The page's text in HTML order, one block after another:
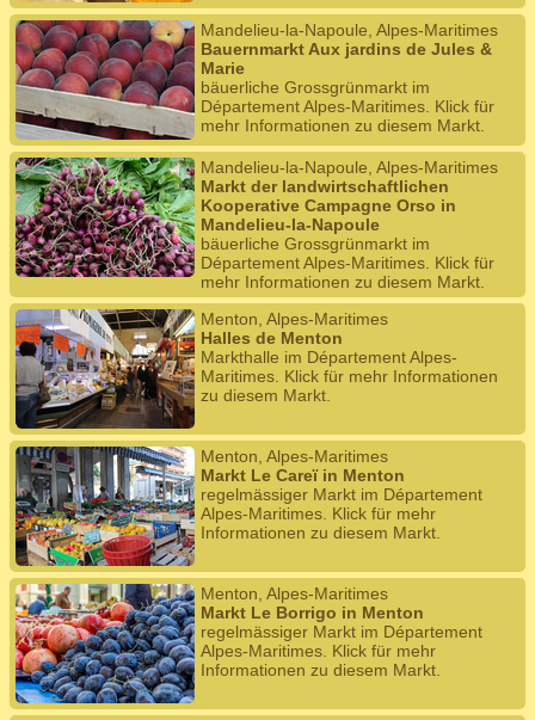
Mandelieu-la-Napoule, Alpes-Maritimes
Bauernmarkt Aux jardins de Jules &
Marie
bäuerliche Grossgrünmarkt im
Département Alpes-Maritimes. Klick für
mehr Informationen zu diesem Markt.
Mandelieu-la-Napoule, Alpes-Maritimes
Markt der landwirtschaftlichen
Kooperative Campagne Orso in
Mandelieu-la-Napoule
bäuerliche Grossgrünmarkt im
Département Alpes-Maritimes. Klick für
mehr Informationen zu diesem Markt.
Menton, Alpes-Maritimes
Halles de Menton
Markthalle im Département Alpes-
Maritimes. Klick für mehr Informationen
zu diesem Markt.
Menton, Alpes-Maritimes
Markt Le Careï in Menton
regelmässiger Markt im Département
Alpes-Maritimes. Klick für mehr
Informationen zu diesem Markt.
Menton, Alpes-Maritimes
Markt Le Borrigo in Menton
regelmässiger Markt im Département
Alpes-Maritimes. Klick für mehr
Informationen zu diesem Markt.